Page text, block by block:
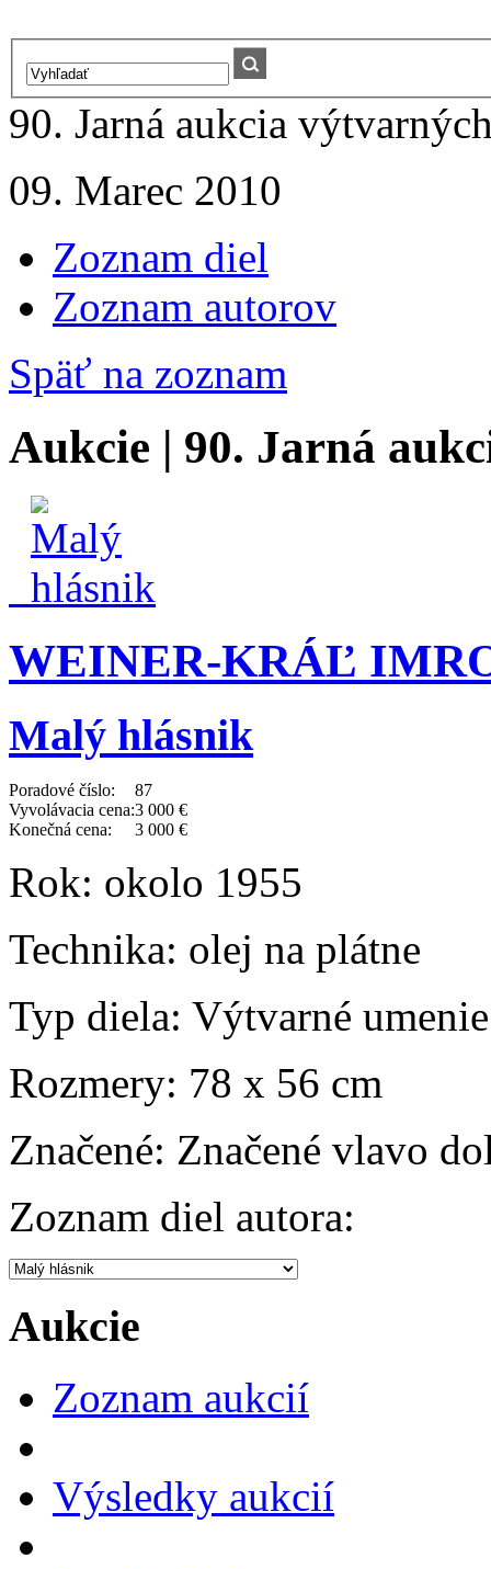
90. Jarná aukcia
09. Marec 2010
Zoznam diel
Zoznam autorov
Späť na zoznam
Aukcie | 90. Jarná
WEINER-KRÁĽ
Malý hlásnik
Poradové číslo:
87
Vyvolávacia cena:3 000 €
Konečná cena:
3 000 €
Rok: okolo 1955
Technika: olej na plátne
Typ diela: Výtvarné umenie
Rozmery: 78 x 56 cm
Značené: Značené vlavo
Zoznam diel autora:
Aukcie
Zoznam aukcií
Výsledky aukcií